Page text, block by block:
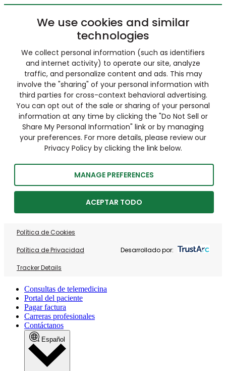
We use cookies and similar
technologies
We collect personal information (such as identifiers
and internet activity) to operate our site, analyze
traffic, and personalize content and ads. This may
involve the "sharing" of your personal information with
third parties for cross-context behavioral advertising.
You can opt out of the sale or sharing of your personal
information at any time by clicking the "Do Not Sell or
Share My Personal Information" link or by managing
your preferences. For more details, please review our
Privacy Policy by clicking the link below.
MANAGE PREFERENCES
ACEPTAR TODO
Política de Cookies
Política de Privacidad
Tracker Details
Desarrollado por:
Consultas de telemedicina
Portal del paciente
Pagar factura
Carreras profesionales
Contáctanos
Español